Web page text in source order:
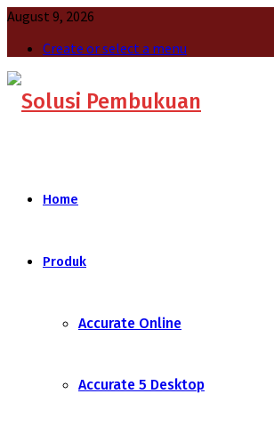
August 9, 2026
Create or select a menu
Home
Produk
Accurate Online
Accurate 5 Desktop